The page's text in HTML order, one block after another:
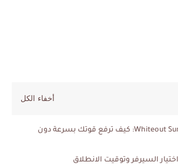
أسرار لعبة Whiteout Survival: كيف ترفع قوتك بسرعة دون